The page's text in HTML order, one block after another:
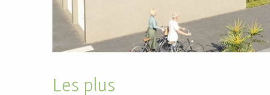
Les plus